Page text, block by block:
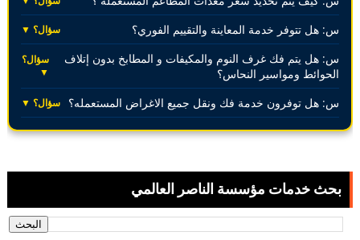
س: هل تتوفر خدمة المعاينة والتقييم الفوري؟ سؤال؟ ▼
س: هل يتم فك غرف النوم والمكيفات و المطابخ بدون إتلاف
الحوائط ومواسير النحاس؟
سؤال؟
▼
س: هل توفرون خدمة فك ونقل جميع الاغراض المستعمله؟ سؤال؟ ▼
بحث خدمات مؤسسة الناصر العالمي